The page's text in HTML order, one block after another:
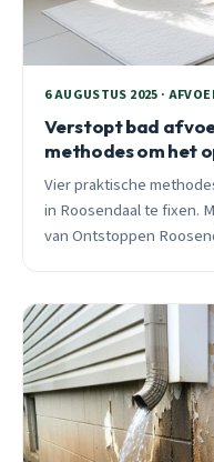
6 AUGUSTUS 2025 ·
Verstopt bad
methodes om het
Vier praktische
in Roosendaal te fixen.
van Ontstoppen